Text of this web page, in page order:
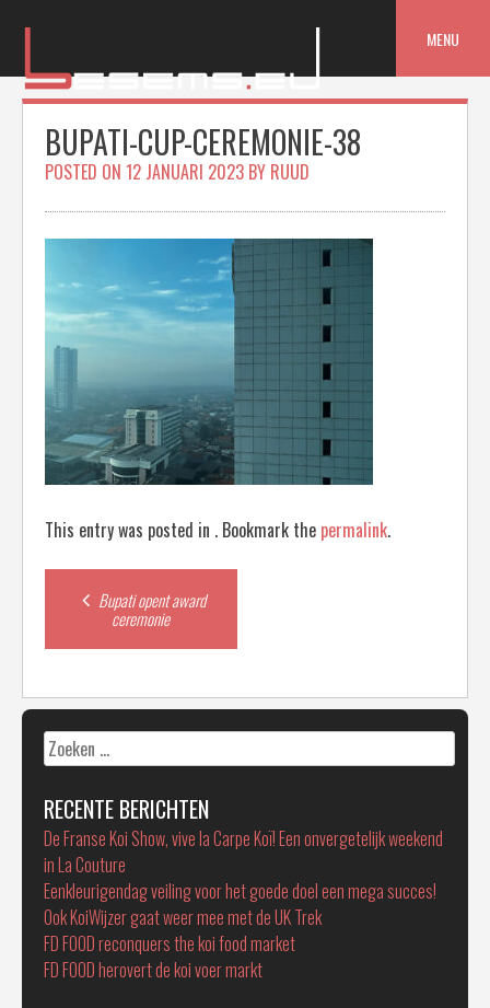
MENU
BUPATI-CUP-CEREMONIE-38
POSTED ON 12 JANUARI 2023 BY RUUD
This entry was posted in . Bookmark the permalink.
Post
navigation
Bupati opent award
ceremonie
Zoeken
naar:
RECENTE BERICHTEN
De Franse Koi Show, vive la Carpe Koï! Een onvergetelijk weekend
in La Couture
Eenkleurigendag veiling voor het goede doel een mega succes!
Ook KoiWijzer gaat weer mee met de UK Trek
FD FOOD reconquers the koi food market
FD FOOD herovert de koi voer markt